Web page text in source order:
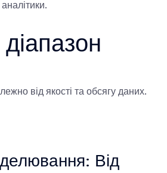
від якості та обсягу даних.
Від